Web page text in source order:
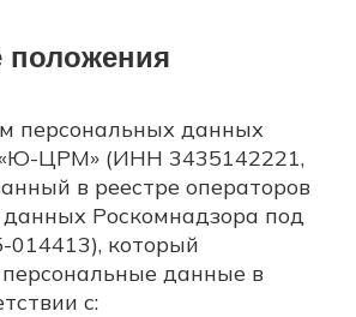
персональных данных
ЦРМ» (ИНН 3435142221,
в реестре операторов
Роскомнадзора под
014413), который
данные в
с: